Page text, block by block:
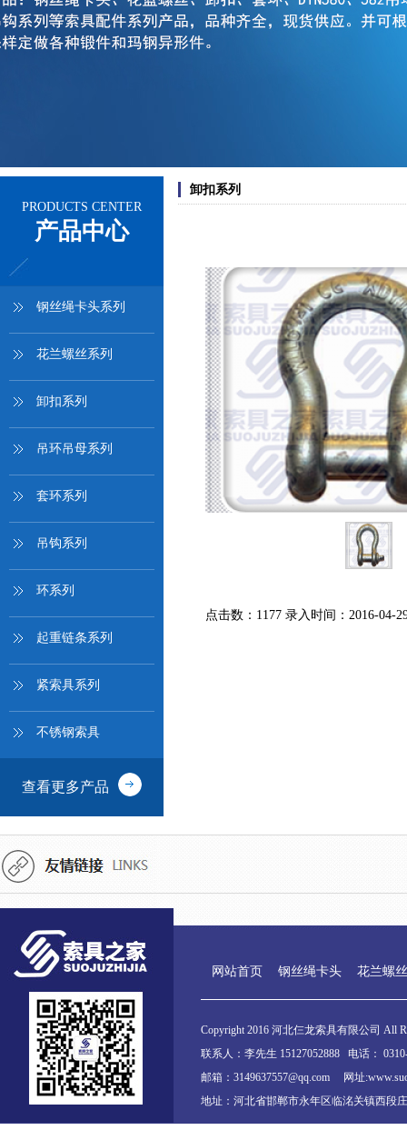
PRODUCTS CENTER
产品中心
钢丝绳卡头系列
花兰螺丝系列
卸扣系列
吊环吊母系列
套环系列
吊钩系列
环系列
起重链条系列
紧索具系列
不锈钢索具
查看更多产品
卸扣系列
点击数：1177 录入时间：2016-04-
网站首页 钢丝绳卡头 花兰螺丝
Copyright 2016 河北仨龙索具有限公司 All
联系人：李先生 15127052888 电话：
邮箱：3149637557@qq.com 网址
地址：河北省邯郸市永年区临洺关镇西